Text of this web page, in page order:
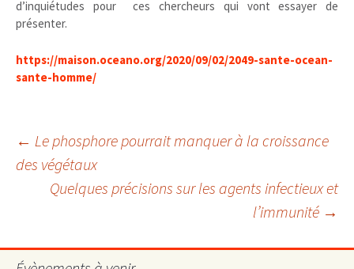
d’inquiétudes pour ces chercheurs qui vont essayer de
présenter.
https://maison.oceano.org/2020/09/02/2049-sante-ocean-
sante-homme/
Navigation
des
articles
← Le phosphore pourrait manquer à la croissance
des végétaux
Quelques précisions sur les agents infectieux et
l’immunité →